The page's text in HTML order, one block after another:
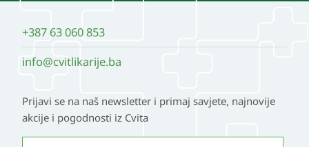
+387 63 060 853
info@cvitlikarije.ba
Prijavi se na naš newsletter i primaj savjete, najnovije
akcije i pogodnosti iz Cvita